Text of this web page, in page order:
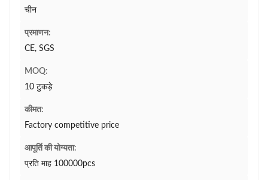
चीन
प्रमाणन:
CE, SGS
MOQ:
10 टुकड़े
कीमत:
Factory competitive price
आपूर्ति की योग्यता:
प्रति माह 100000pcs